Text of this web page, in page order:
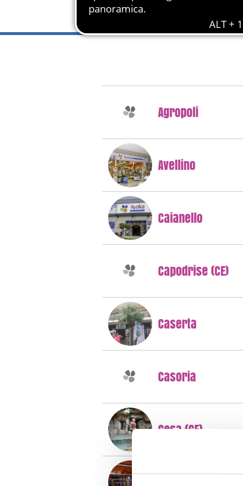
Agropoli
Avellino
Caianello
Capodrise (CE)
Caserta
Casoria
Cesa (CE)
Curti (CE)